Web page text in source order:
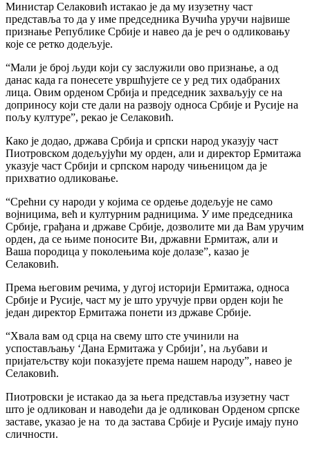
Министар Селаковић истакао је да му изузетну част
представља то да у име председника Вучића уручи највише
признање Републике Србије и навео да је реч о одликовању
које се ретко додељује.
“Мали је број људи који су заслужили ово признање, а од
данас када га понесете увршћујете се у ред тих одабраних
лица. Овим орденом Србија и председник захваљују се на
доприносу који сте дали на развоју односа Србије и Русије на
пољу културе”, рекао је Селаковић.
Како је додао, држава Србија и српски народ указују част
Пиотровском додељујући му орден, али и директор Ермитажа
указује част Србији и српском народу чињеницом да је
прихватио одликовање.
“Срећни су народи у којима се ордење додељује не само
војницима, већ и културним радницима. У име председника
Србије, грађана и државе Србије, дозволите ми да Вам уручим
орден, да се њиме поносите Ви, државни Ермитаж, али и
Ваша породица у поколењима које долазе”, казао је
Селаковић.
Према његовим речима, у дугој историји Ермитажа, односа
Србије и Русије, част му је што уручује први орден који ће
један директор Ермитажа понети из државе Србије.
“Хвала вам од срца на свему што сте учинили на
успостављању ‘Дана Ермитажа у Србији’, на љубави и
пријатељству који показујете према нашем народу”, навео је
Селаковић.
Пиотровски је истакао да за њега представља изузетну част
што је одликован и наводећи да је одликован Орденом српске
заставе, указао је на то да застава Србије и Русије имају пуно
сличности.